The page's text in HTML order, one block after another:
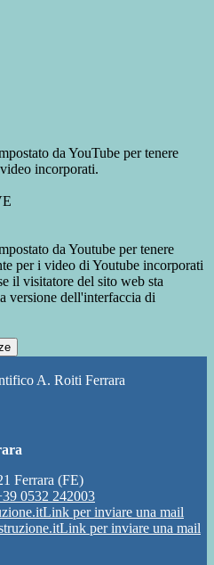
da YouTube per tenere
incorporati.
da Youtube per tenere
per i video di Youtube incorporati
il visitatore del sito web sta
versione dell'interfaccia di
A. Roiti Ferrara
Ferrara (FE)
0532 242003
Link per inviare una mail
Link per inviare una mail